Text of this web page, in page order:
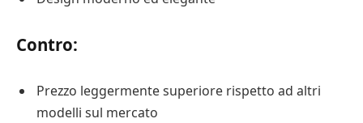
Contro:
Prezzo leggermente superiore rispetto ad altri
modelli sul mercato